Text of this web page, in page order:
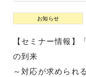
お知らせ
【セミナー情報】
の到来
～対応が求められ